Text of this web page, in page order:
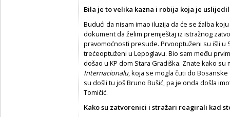
Bila je to velika kazna i robija koja je
Budući da nisam imao iluzija da će se žalba
dokument da želim premještaj iz istražnog
pravomoćnosti presude. Prvooptuženi su išli u
trećeoptuženi u Lepoglavu. Bio sam među
došao u KP dom Stara Gradiška. Znate kako
Internacionalu, koja se mogla čuti do
su došli tu još Bruno Bušić, pa je onda došla
Tomičić.
Kako su zatvorenici i stražari reagirali kad